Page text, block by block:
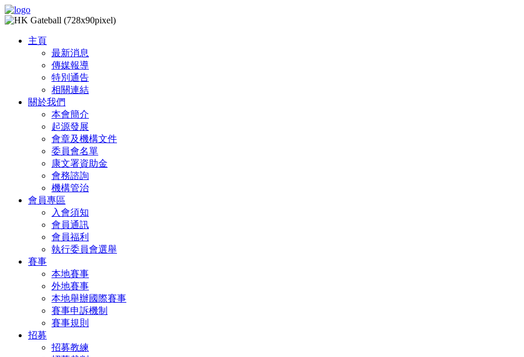
主頁
最新消息
傳媒報導
特別通告
相關連結
關於我們
本會簡介
起源發展
會章及機構文件
委員會名單
康文署資助金
會務諮詢
機構管治
會員專區
入會須知
會員通訊
會員福利
執行委員會選舉
賽事
本地賽事
外地賽事
本地舉辦國際賽事
賽事申訴機制
賽事規則
招募
招募教練